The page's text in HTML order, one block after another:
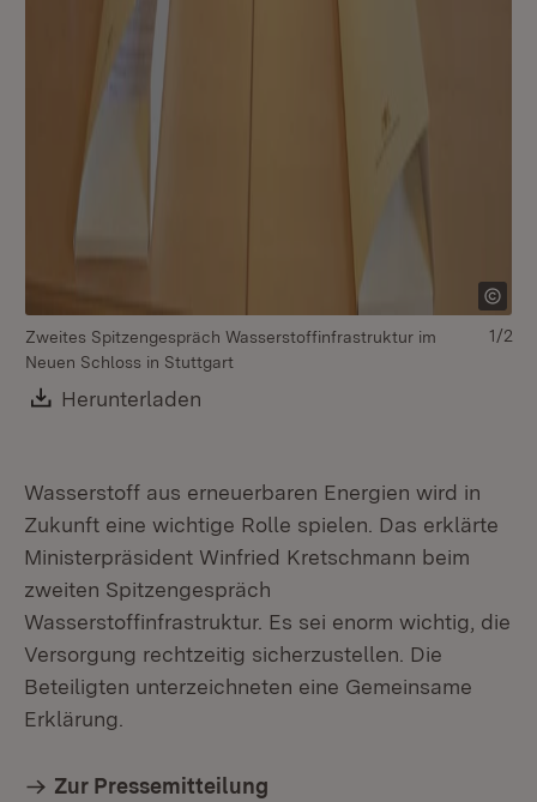
Zweites Spitzengespräch Wasserstoffinfrastruktur im
Neuen Schloss in Stuttgart
Download:
Herunterladen
1/2
Wasserstoff aus erneuerbaren Energien wird in
Zukunft eine wichtige Rolle spielen. Das erklärte
Ministerpräsident Winfried Kretschmann beim
zweiten Spitzengespräch
Wasserstoffinfrastruktur. Es sei enorm wichtig, die
Versorgung rechtzeitig sicherzustellen. Die
Beteiligten unterzeichneten eine Gemeinsame
Erklärung.
Zur Pressemitteilung